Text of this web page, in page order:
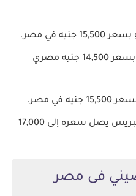
في مصر.
موتوسيكل حوا بي اكس ار بسعر 14,500 جنيه مصري
موتوسيكل دايون فور اكسبريس يصل سعره إلى 17,000
فى مصر